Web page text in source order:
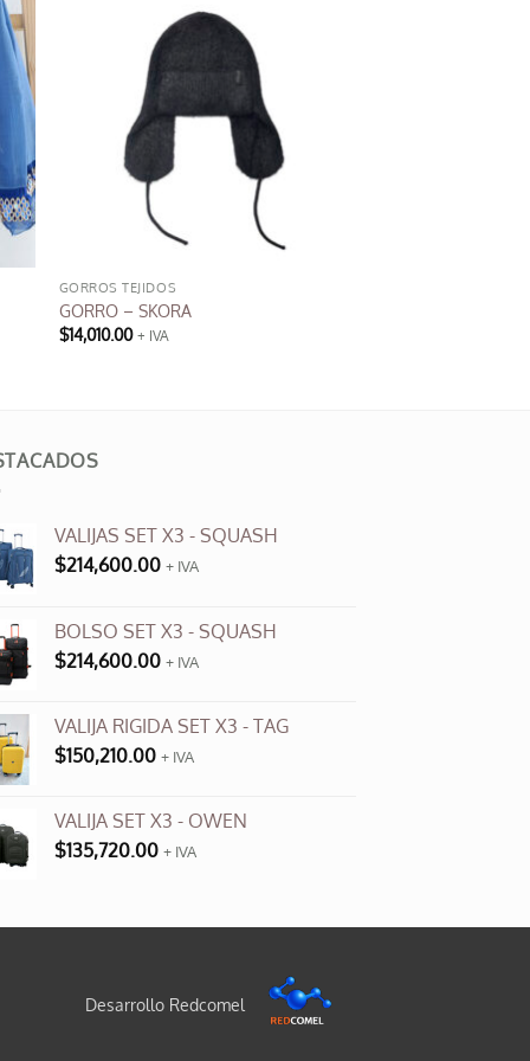
GORROS TEJIDOS
GORRO – SKORA
$14,010.00 + IVA
VALIJAS SET X3 - SQUASH
$214,600.00 + IVA
BOLSO SET X3 - SQUASH
$214,600.00 + IVA
VALIJA RIGIDA SET X3 - TAG
$150,210.00 + IVA
VALIJA SET X3 - OWEN
$135,720.00 + IVA
Desarrollo Redcomel